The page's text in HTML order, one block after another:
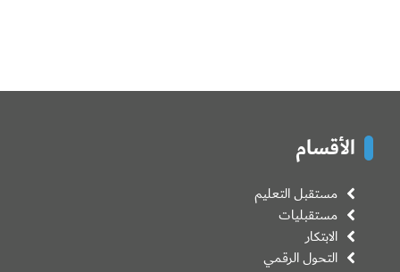
الأقسام
مستقبل التعليم
مستقبليات
الابتكار
التحول الرقمي